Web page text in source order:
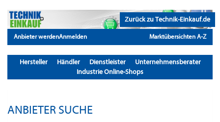
Zurück zu Technik-Einkauf.de
Anbieter werdenAnmelden Marktübersichten A-Z
Hersteller Händler Dienstleister
Unternehmensberater
Industrie Online-Shops
ANBIETER SUCHE